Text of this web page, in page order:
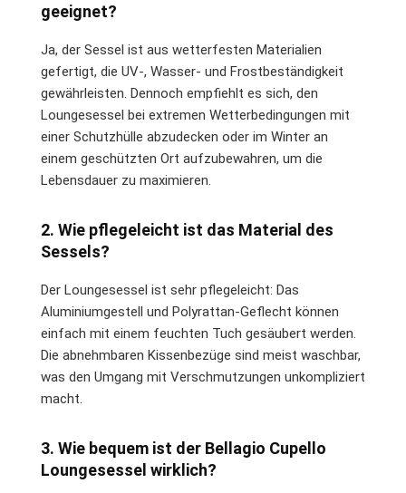
geeignet?
Ja, der Sessel ist aus wetterfesten Materialien
gefertigt, die UV-, Wasser- und Frostbeständigkeit
gewährleisten. Dennoch empfiehlt es sich, den
Loungesessel bei extremen Wetterbedingungen mit
einer Schutzhülle abzudecken oder im Winter an
einem geschützten Ort aufzubewahren, um die
Lebensdauer zu maximieren.
2. Wie pflegeleicht ist das Material des
Sessels?
Der Loungesessel ist sehr pflegeleicht: Das
Aluminiumgestell und Polyrattan-Geflecht können
einfach mit einem feuchten Tuch gesäubert werden.
Die abnehmbaren Kissenbezüge sind meist waschbar,
was den Umgang mit Verschmutzungen unkompliziert
macht.
3. Wie bequem ist der Bellagio Cupello
Loungesessel wirklich?